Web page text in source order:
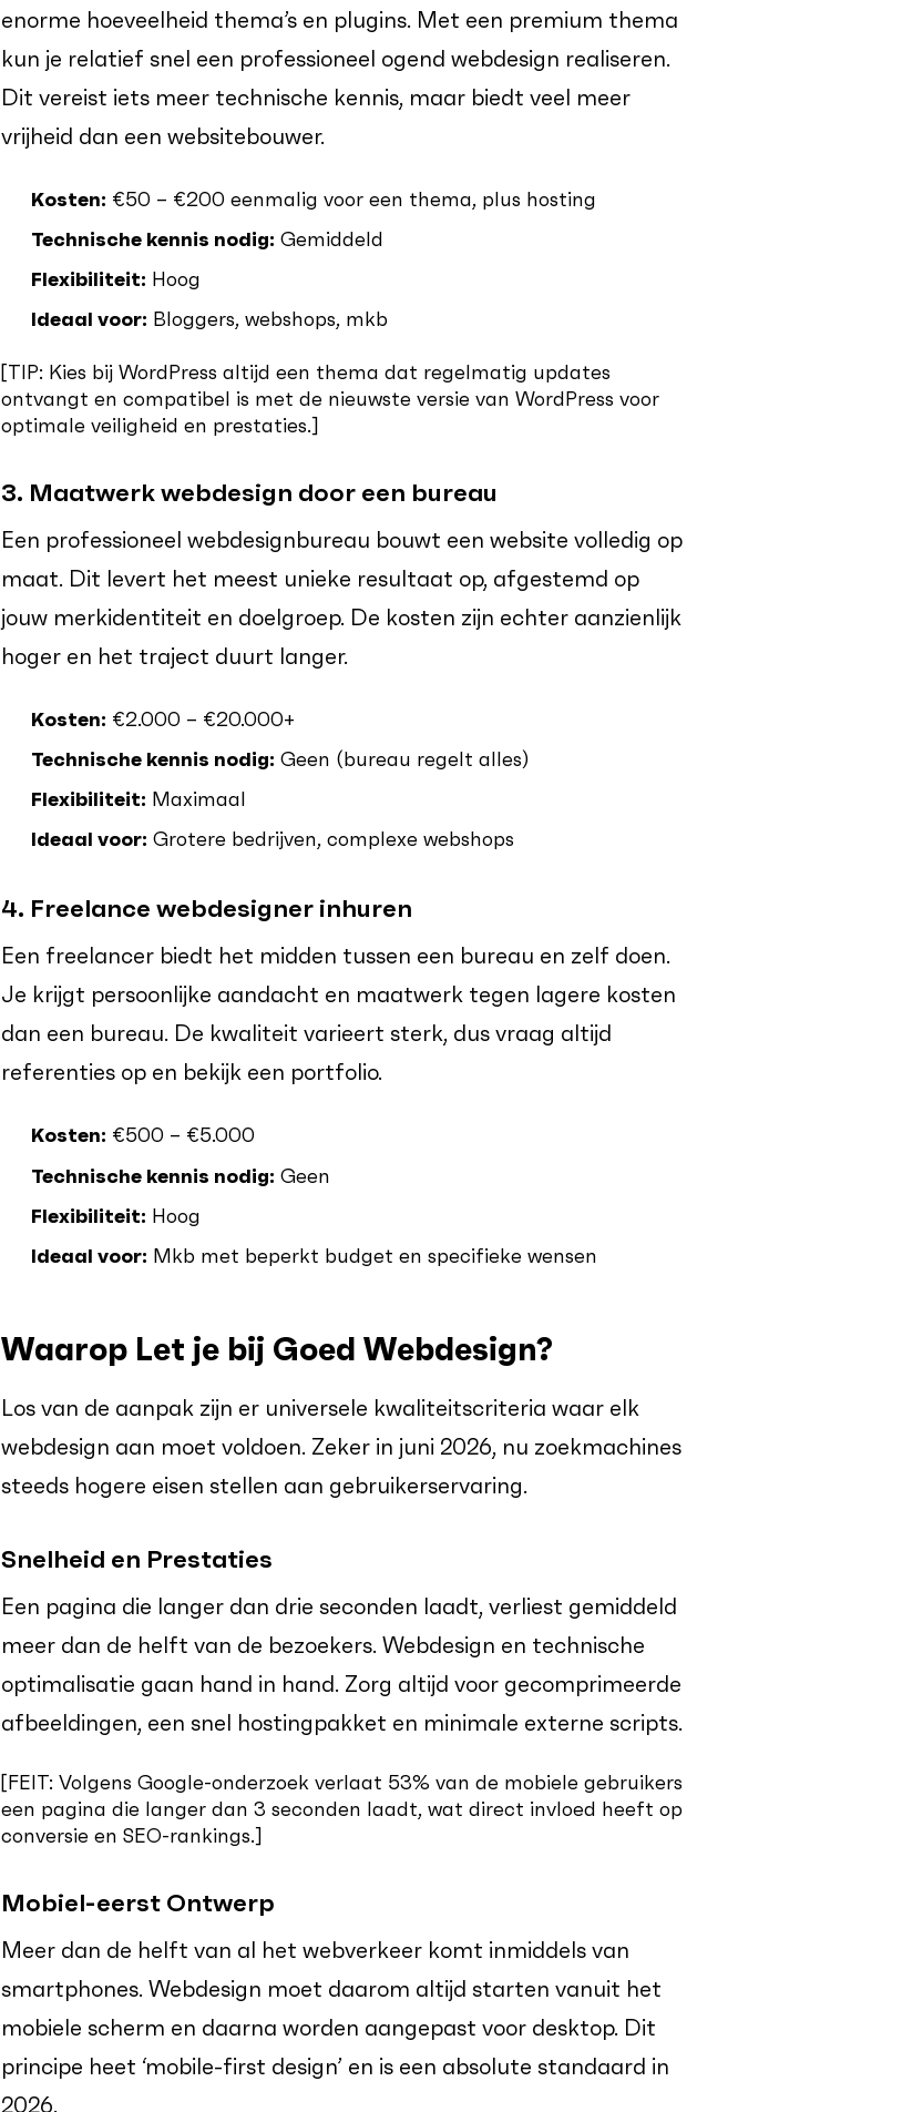
enorme hoeveelheid thema’s en plugins. Met een premium thema
kun je relatief snel een professioneel ogend webdesign realiseren.
Dit vereist iets meer technische kennis, maar biedt veel meer
vrijheid dan een websitebouwer.
Kosten: €50 – €200 eenmalig voor een thema, plus hosting
Technische kennis nodig: Gemiddeld
Flexibiliteit: Hoog
Ideaal voor: Bloggers, webshops, mkb
[TIP: Kies bij WordPress altijd een thema dat regelmatig updates
ontvangt en compatibel is met de nieuwste versie van WordPress voor
optimale veiligheid en prestaties.]
3. Maatwerk webdesign door een bureau
Een professioneel webdesignbureau bouwt een website volledig op
maat. Dit levert het meest unieke resultaat op, afgestemd op
jouw merkidentiteit en doelgroep. De kosten zijn echter aanzienlijk
hoger en het traject duurt langer.
Kosten: €2.000 – €20.000+
Technische kennis nodig: Geen (bureau regelt alles)
Flexibiliteit: Maximaal
Ideaal voor: Grotere bedrijven, complexe webshops
4. Freelance webdesigner inhuren
Een freelancer biedt het midden tussen een bureau en zelf doen.
Je krijgt persoonlijke aandacht en maatwerk tegen lagere kosten
dan een bureau. De kwaliteit varieert sterk, dus vraag altijd
referenties op en bekijk een portfolio.
Kosten: €500 – €5.000
Technische kennis nodig: Geen
Flexibiliteit: Hoog
Ideaal voor: Mkb met beperkt budget en specifieke wensen
Waarop Let je bij Goed Webdesign?
Los van de aanpak zijn er universele kwaliteitscriteria waar elk
webdesign aan moet voldoen. Zeker in juni 2026, nu zoekmachines
steeds hogere eisen stellen aan gebruikerservaring.
Snelheid en Prestaties
Een pagina die langer dan drie seconden laadt, verliest gemiddeld
meer dan de helft van de bezoekers. Webdesign en technische
optimalisatie gaan hand in hand. Zorg altijd voor gecomprimeerde
afbeeldingen, een snel hostingpakket en minimale externe scripts.
[FEIT: Volgens Google-onderzoek verlaat 53% van de mobiele gebruikers
een pagina die langer dan 3 seconden laadt, wat direct invloed heeft op
conversie en SEO-rankings.]
Mobiel-eerst Ontwerp
Meer dan de helft van al het webverkeer komt inmiddels van
smartphones. Webdesign moet daarom altijd starten vanuit het
mobiele scherm en daarna worden aangepast voor desktop. Dit
principe heet ‘mobile-first design’ en is een absolute standaard in
2026.